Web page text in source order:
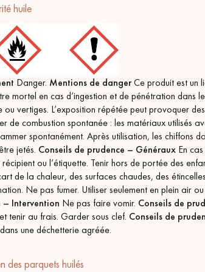
huile
Danger. Mentions de dangerCe produit est un
mortel en cas d’ingestion et de pénétration dans
vertiges. L’exposition répétée peut provoquer
de combustion spontanée : les matériaux utilisés
spontanément. Après utilisation, les chiffons
jetés. Conseils de prudence – Généraux En
ou l’étiquette. Tenir hors de portée des
de la chaleur, des surfaces chaudes, des
Ne pas fumer. Utiliser seulement en plein air
– Intervention Ne pas faire vomir. Conseils de
tenir au frais. Garder sous clef. Conseils de
une déchetterie agréée.
des parquets huilés